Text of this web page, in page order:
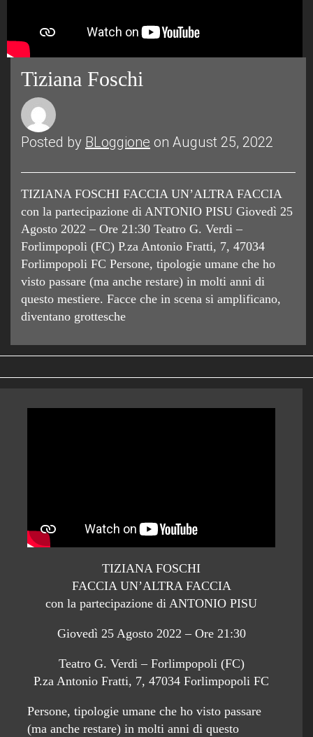
Tiziana Foschi
Posted by BLoggione on August 25, 2022
TIZIANA FOSCHI FACCIA UN’ALTRA FACCIA
con la partecipazione di ANTONIO PISU Giovedì 25
Agosto 2022 – Ore 21:30 Teatro G. Verdi –
Forlimpopoli (FC) P.za Antonio Fratti, 7, 47034
Forlimpopoli FC Persone, tipologie umane che ho
visto passare (ma anche restare) in molti anni di
questo mestiere. Facce che in scena si amplificano,
diventano grottesche
TIZIANA FOSCHI
FACCIA UN’ALTRA FACCIA
con la partecipazione di ANTONIO PISU
Giovedì 25 Agosto 2022 – Ore 21:30
Teatro G. Verdi – Forlimpopoli (FC)
P.za Antonio Fratti, 7, 47034 Forlimpopoli FC
Persone, tipologie umane che ho visto passare
(ma anche restare) in molti anni di questo